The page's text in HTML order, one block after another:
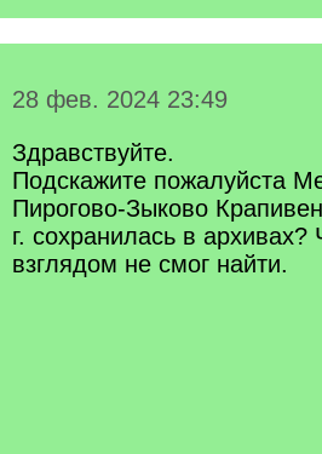
28 фев. 2024 23:49
Здравствуйте.
Подскажите пожалуйста
Пирогово-Зыково
г. сохранилась в архивах?
взглядом не смог найти.